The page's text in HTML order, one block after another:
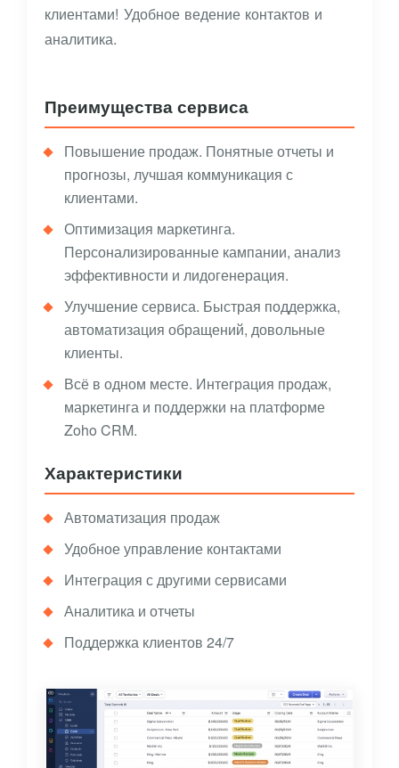
клиентами! Удобное ведение контактов и
аналитика.
Преимущества сервиса
Повышение продаж. Понятные отчеты и
прогнозы, лучшая коммуникация с
клиентами.
Оптимизация маркетинга.
Персонализированные кампании, анализ
эффективности и лидогенерация.
Улучшение сервиса. Быстрая поддержка,
автоматизация обращений, довольные
клиенты.
Всё в одном месте. Интеграция продаж,
маркетинга и поддержки на платформе
Zoho CRM.
Характеристики
Автоматизация продаж
Удобное управление контактами
Интеграция с другими сервисами
Аналитика и отчеты
Поддержка клиентов 24/7